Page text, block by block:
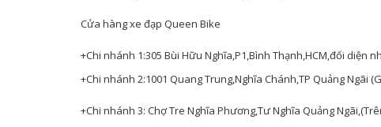
Cửa hàng xe đạp Queen Bike
+Chi nhánh 1:305 Bùi Hữu Nghĩa,P1,Bình Thạnh,HCM,đối diện
+Chi nhánh 2:1001 Quang Trung,Nghĩa Chánh,TP Quảng Ngãi
+Chi nhánh 3: Chợ Tre Nghĩa Phương,Tư Nghĩa Quảng